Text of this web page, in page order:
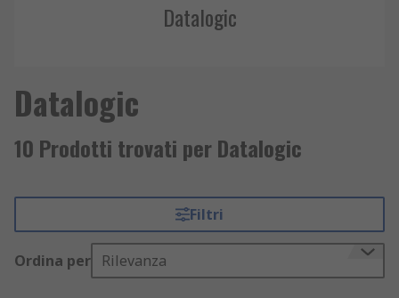
Datalogic
Datalogic
10 Prodotti trovati per Datalogic
Filtri
Ordina per Rilevanza